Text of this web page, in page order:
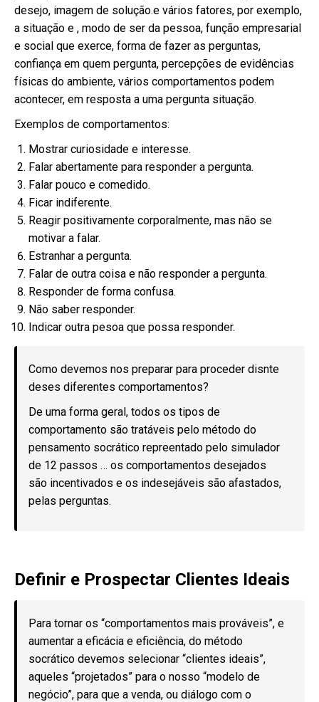
desejo, imagem de solução.e vários fatores, por exemplo,
a situação e , modo de ser da pessoa, função empresarial
e social que exerce, forma de fazer as perguntas,
confiança em quem pergunta, percepções de evidências
físicas do ambiente, vários comportamentos podem
acontecer, em resposta a uma pergunta situação.
Exemplos de comportamentos:
Mostrar curiosidade e interesse.
Falar abertamente para responder a pergunta.
Falar pouco e comedido.
Ficar indiferente.
Reagir positivamente corporalmente, mas não se
motivar a falar.
Estranhar a pergunta.
Falar de outra coisa e não responder a pergunta.
Responder de forma confusa.
Não saber responder.
Indicar outra pesoa que possa responder.
Como devemos nos preparar para proceder disnte
deses diferentes comportamentos?
De uma forma geral, todos os tipos de
comportamento são tratáveis pelo método do
pensamento socrático repreentado pelo simulador
de 12 passos … os comportamentos desejados
são incentivados e os indesejáveis são afastados,
pelas perguntas.
Definir e Prospectar Clientes Ideais
Para tornar os “comportamentos mais prováveis”, e
aumentar a eficácia e eficiência, do método
socrático devemos selecionar “clientes ideais”,
aqueles “projetados” para o nosso “modelo de
negócio”, para que a venda, ou diálogo com o